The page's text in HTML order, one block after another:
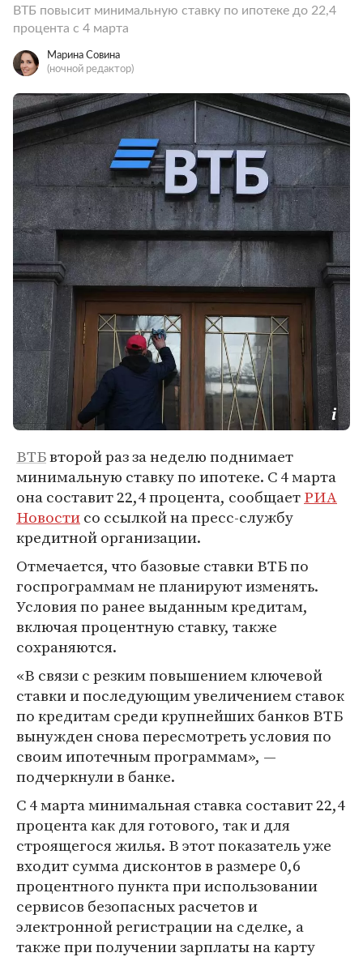
ВТБ повысит минимальную ставку по ипотеке до 22,4
процента с 4 марта
Марина Совина
(ночной редактор)
ВТБвторой раз за неделю поднимает
минимальную ставку по ипотеке. С 4 марта
она составит 22,4 процента, сообщаетРИА
Новостисо ссылкой на пресс-службу
кредитной организации.
Отмечается, что базовые ставки ВТБ по
госпрограммам не планируют изменять.
Условия по ранее выданным кредитам,
включая процентную ставку, также
сохраняются.
«В связи с резким повышением ключевой
ставки и последующим увеличением ставок
по кредитам среди крупнейших банков ВТБ
вынужден снова пересмотреть условия по
своим ипотечным программам», —
подчеркнули в банке.
С 4 марта минимальная ставка составит 22,4
процента как для готового, так и для
строящегося жилья. В этот показатель уже
входит сумма дисконтов в размере 0,6
процентного пункта при использовании
сервисов безопасных расчетов и
электронной регистрации на сделке, а
также при получении зарплаты на карту